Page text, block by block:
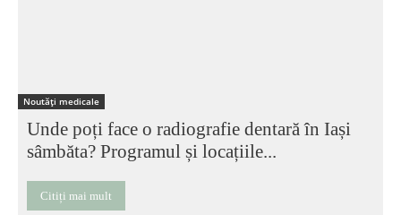
Noutăți medicale
Unde poți face o radiografie dentară în Iași
sâmbăta? Programul și locațiile...
Citiți mai mult